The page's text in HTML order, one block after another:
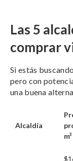
Las 5
comprar
Si estás
pero con
una buena
Alcaldía